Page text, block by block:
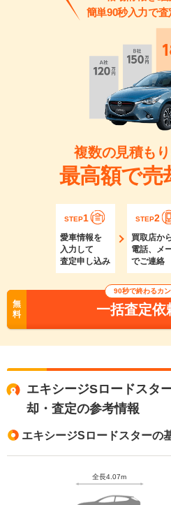
簡単90秒入力で査
複数の見積も
最高額で売
STEP1
愛車情報を
入力して
査定申し込み
STEP2
買取店か
電話、メ
でご連絡
無
料
90秒で終わるカ
一括査定依
エキシージSロードスタ
却・査定の参考情報
エキシージSロードスターの
全長4.07m